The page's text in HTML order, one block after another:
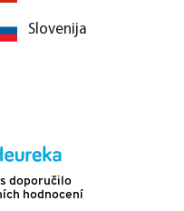
Slovenija
doporučilo
hodnocení